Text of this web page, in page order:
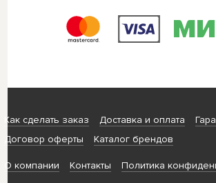
Как сделать заказ Доставка и оплата
Договор оферты
Каталог брендов
О компании Контакты Политика